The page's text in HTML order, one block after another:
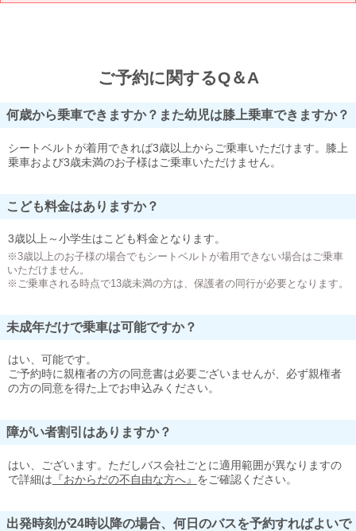
ご予約に関するQ＆A
何歳から乗車できますか？また幼児は膝上乗車できますか？
シートベルトが着用できれば3歳以上からご乗車いただけます。膝上
乗車および3歳未満のお子様はご乗車いただけません。
こども料金はありますか？
3歳以上～小学生はこども料金となります。
※3歳以上のお子様の場合でもシートベルトが着用できない場合はご乗車
いただけません。
※ご乗車される時点で13歳未満の方は、保護者の同行が必要となります。
未成年だけで乗車は可能ですか？
はい、可能です。
ご予約時に親権者の方の同意書は必要ございませんが、必ず親権者
の方の同意を得た上でお申込みください。
障がい者割引はありますか？
はい、ございます。ただしバス会社ごとに適用範囲が異なりますの
で詳細は 『おからだの不自由な方へ』 をご確認ください。
出発時刻が24時以降の場合、何日のバスを予約すればよいで